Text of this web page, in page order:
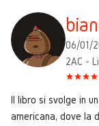
06/01/
2AC -
Il libro si svolge in
americana, dove la